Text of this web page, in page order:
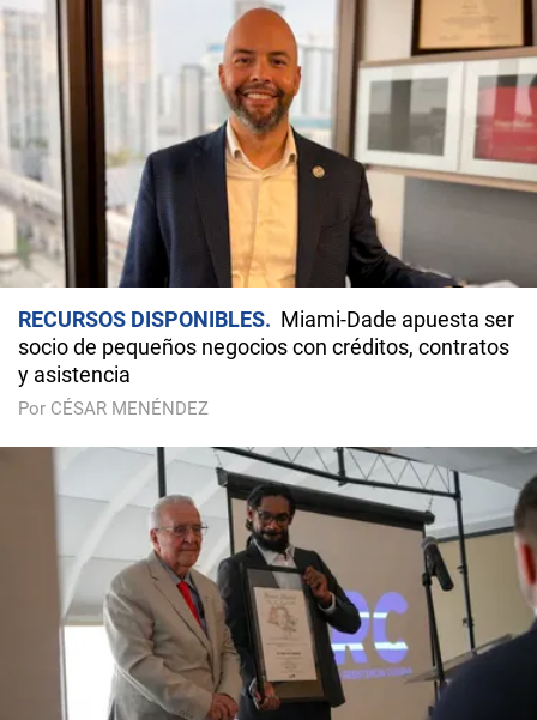
RECURSOS DISPONIBLES
Miami-Dade apuesta ser
socio de pequeños negocios con créditos, contratos
y asistencia
Por CÉSAR MENÉNDEZ